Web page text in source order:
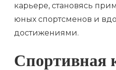
карьере, становясь
юных спортсменов и
достижениями.
Спортивная